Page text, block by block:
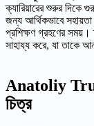
ক্যারিয়ারের শুরুর দিকে
জন্য আর্থিকভাবে
প্রশিক্ষণ গ্রহণের সময়।
সাহায্য করে, যা তাকে
Anatoliy
চিত্র